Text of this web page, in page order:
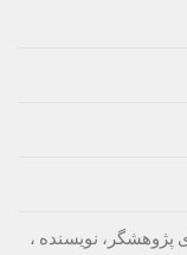
پژوهشگر، نویسنده ،